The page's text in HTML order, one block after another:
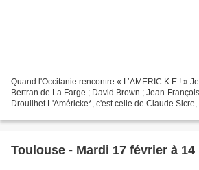
Quand l'Occitanie rencontre « L’AMERIC K E ! »
Bertran de La Farge ; David Brown ; Jean-
Drouilhet L'Américke*, c'est celle de Claude
Toulouse - Mardi 17 février à 14